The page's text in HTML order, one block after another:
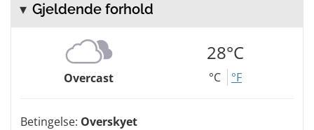
Gjeldende forhold
Overcast
28°C
°C °F
Betingelse: Overskyet